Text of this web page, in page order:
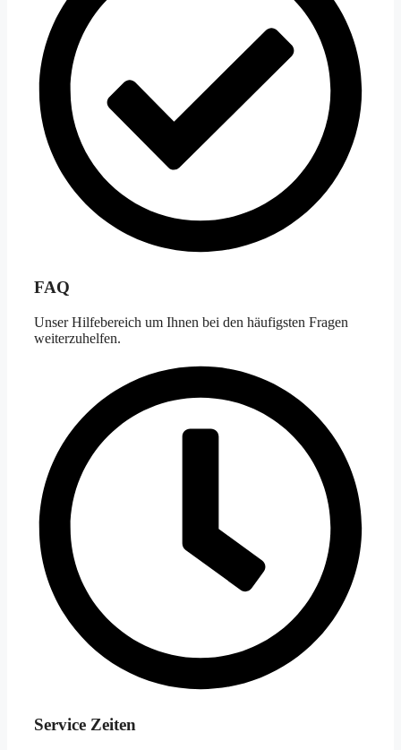
FAQ
Unser Hilfebereich um Ihnen bei den häufigsten Fragen
weiterzuhelfen.
Service Zeiten